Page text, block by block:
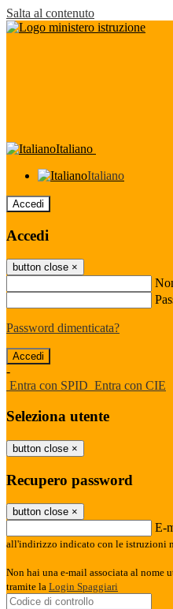
Salta al contenuto
Italiano
Italiano
Accedi
Accedi
button close ×
Password dimenticata?
-
Entra con SPID Entra con CIE
Seleziona utente
button close ×
Recupero password
button close ×
E-
all'indirizzo indicato con le istruzioni
Non hai una e-mail associata al nome
tramite la Login Spaggiari